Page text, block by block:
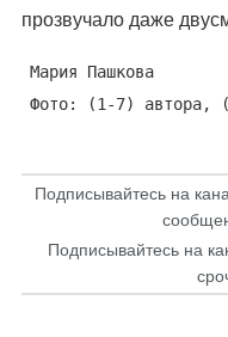
прозвучало даже
Мария Пашкова
Фото: (1-7) автора,
Подписывайтесь на
Подписывайтесь на